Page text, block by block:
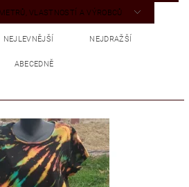
VLASTNOSTÍ A VÝROBCŮ
NEJLEVNĚJŠÍ NEJDRAŽŠÍ
ABECEDNĚ